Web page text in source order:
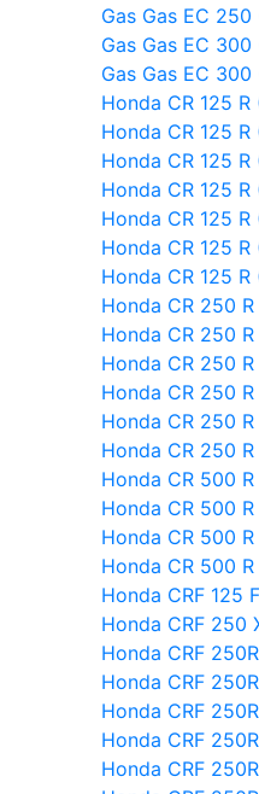
Gas Gas EC 250
Gas Gas EC
Gas Gas EC 300
Honda CR 125 R
Honda CR 125 R
Honda CR 125 R
Honda CR 125 R
Honda CR 125
Honda CR 125
Honda CR 125 R
Honda CR 250
Honda CR 250
Honda CR 250
Honda CR 250
Honda CR 250
Honda CR 250
Honda CR 500
Honda CR 500 R
Honda CR 500
Honda CR 500
Honda CRF 125
Honda CRF 250
Honda CRF
Honda CRF
Honda CRF
Honda CRF
Honda CRF